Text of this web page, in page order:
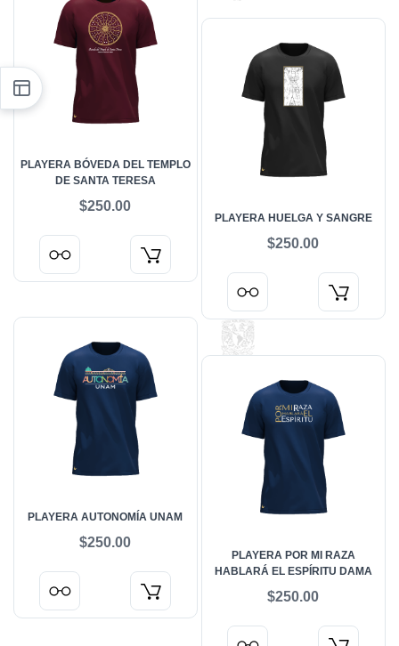
PLAYERA BÓVEDA DEL TEMPLO
DE SANTA TERESA
$250.00
PLAYERA HUELGA Y SANGRE
$250.00
PLAYERA AUTONOMÍA UNAM
$250.00
PLAYERA POR MI RAZA
HABLARÁ EL ESPÍRITU DAMA
$250.00